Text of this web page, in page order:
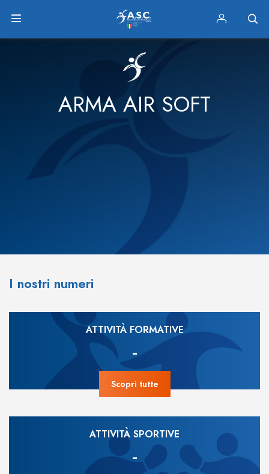
ARMA AIR SOFT
I nostri numeri
ATTIVITÀ FORMATIVE
-
Scopri tutte
ATTIVITÀ SPORTIVE
-